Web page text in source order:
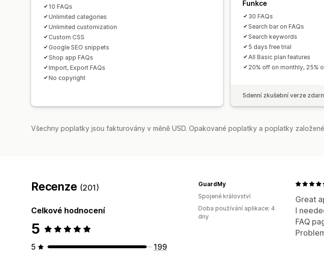
10 FAQs
Unlimited categories
Unlimited customization
Custom CSS
Google SEO snippets
Shop app FAQs
Import, Export FAQs
No copyright
Funkce
30 FAQs
Search bar on FAQs
Search keywords
5 days free trial
All Basic plan features
20% off on monthly, 25%
5denní zkušební verze
Všechny poplatky jsou fakturovány v měně USD. Opakované poplatky a poplatky
Recenze (201)
Celkové hodnocení
5
5
199
Great
I
FAQ
GuardMy
Spojené království
Doba používání aplikace: 4
dny